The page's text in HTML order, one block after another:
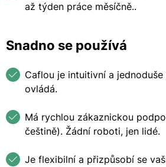
až týden práce měsíčně..
Snadno se používá
Caflou je intuitivní a jednoduše
ovládá.
Má rychlou zákaznickou
češtině). Žádní roboti, jen lidé.
Je flexibilní a přizpůsobí se